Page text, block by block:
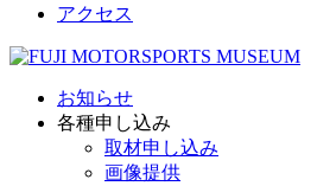
アクセス
お知らせ
各種申し込み
取材申し込み
画像提供